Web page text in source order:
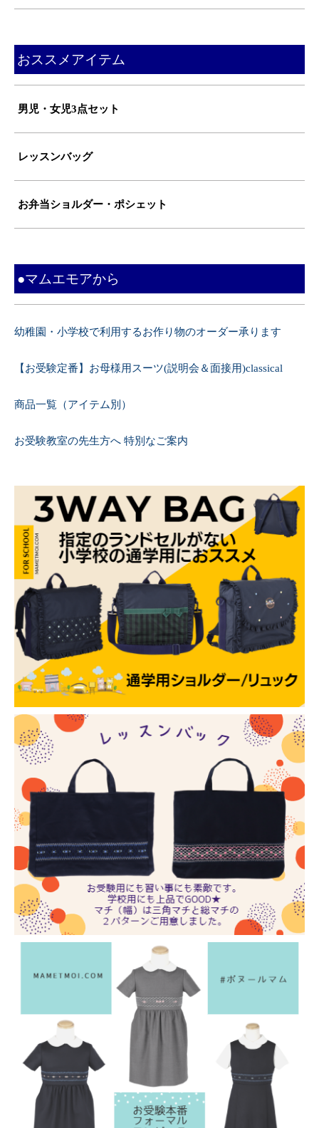
おススメアイテム
男児・女児3点セット
レッスンバッグ
お弁当ショルダー・ポシェット
●マムエモアから
幼稚園・小学校で利用するお作り物のオーダー承ります
【お受験定番】お母様用スーツ(説明会＆面接用)classical
商品一覧（アイテム別）
お受験教室の先生方へ 特別なご案内